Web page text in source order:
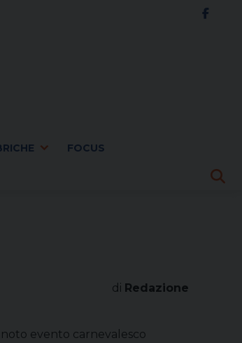
FOCUS
di Redazione
evento carnevalesco